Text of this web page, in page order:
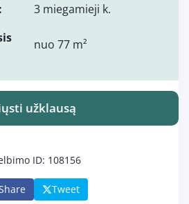
3 miegamieji k.
nuo 77 m²
užklausą
ID: 108156
Tweet